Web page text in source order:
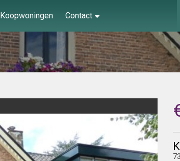
Koopwoningen Contact